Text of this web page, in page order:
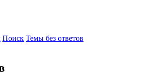
Поиск Темы без ответов